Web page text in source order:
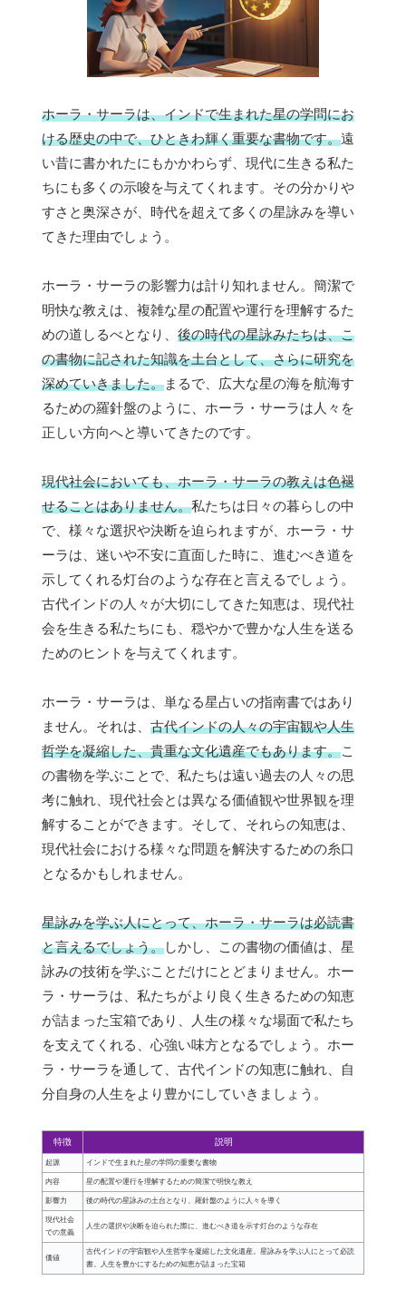
ホーラ・サーラは、インドで生まれた星の学問にお
ける歴史の中で、ひときわ輝く重要な書物です。遠
い昔に書かれたにもかかわらず、現代に生きる私た
ちにも多くの示唆を与えてくれます。その分かりや
すさと奥深さが、時代を超えて多くの星詠みを導い
てきた理由でしょう。
ホーラ・サーラの影響力は計り知れません。簡潔で
明快な教えは、複雑な星の配置や運行を理解するた
めの道しるべとなり、 後の時代の星詠みたちは、こ
の書物に記された知識を土台として、さらに研究を
深めていきました。まるで、広大な星の海を航海す
るための羅針盤のように、ホーラ・サーラは人々を
正しい方向へと導いてきたのです。
現代社会においても、ホーラ・サーラの教えは色褪
せることはありません。私たちは日々の暮らしの中
で、様々な選択や決断を迫られますが、ホーラ・サ
ーラは、迷いや不安に直面した時に、進むべき道を
示してくれる灯台のような存在と言えるでしょう。
古代インドの人々が大切にしてきた知恵は、現代社
会を生きる私たちにも、穏やかで豊かな人生を送る
ためのヒントを与えてくれます。
ホーラ・サーラは、単なる星占いの指南書ではあり
ません。それは、 古代インドの人々の宇宙観や人生
哲学を凝縮した、貴重な文化遺産でもあります。こ
の書物を学ぶことで、私たちは遠い過去の人々の思
考に触れ、現代社会とは異なる価値観や世界観を理
解することができます。そして、それらの知恵は、
現代社会における様々な問題を解決するための糸口
となるかもしれません。
星詠みを学ぶ人にとって、ホーラ・サーラは必読書
と言えるでしょう。しかし、この書物の価値は、星
詠みの技術を学ぶことだけにとどまりません。ホー
ラ・サーラは、私たちがより良く生きるための知恵
が詰まった宝箱であり、人生の様々な場面で私たち
を支えてくれる、心強い味方となるでしょう。ホー
ラ・サーラを通して、古代インドの知恵に触れ、自
分自身の人生をより豊かにしていきましょう。
特徴 説明
起源 インドで生まれた星の学問の重要な書物
内容 星の配置や運行を理解するための簡潔で明快な教え
影響力 後の時代の星詠みの土台となり、羅針盤のように人々を導く
現代社会
での意義
人生の選択や決断を迫られた際に、進むべき道を示す灯台のような存在
価値
古代インドの宇宙観や人生哲学を凝縮した文化遺産。星詠みを学ぶ人にとって必読
書。人生を豊かにするための知恵が詰まった宝箱